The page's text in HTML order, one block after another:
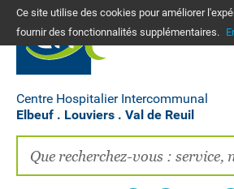
Ce site utilise des cookies pour améliorer
fournir des fonctionnalités supplémentaires.
Centre Hospitalier Intercommunal
Elbeuf . Louviers . Val de Reuil
PLANS
PATIENTS, PROCHES,
EMPLOIS
Vos frais de santé & paiement
Recherche clinique
La Maison des femmes